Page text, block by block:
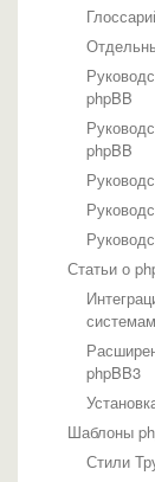
phpBB
phpBB
Статьи о
phpBB3
Шаблоны
Стили